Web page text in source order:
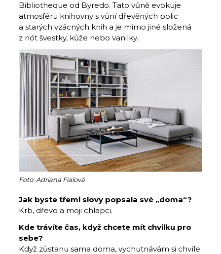
Bibliotheque od Byredo. Tato vůně evokuje
atmosféru knihovny s vůní dřevěných polic
a starých vzácných knih a je mimo jiné složená
z nót švestky, kůže nebo vanilky.
Foto: Adriana Fialová
Jak byste třemi slovy popsala své „doma“?
Krb, dřevo a moji chlapci.
Kde trávíte čas, když chcete mít chvilku pro
sebe?
Když zůstanu sama doma, vychutnávám si chvíle